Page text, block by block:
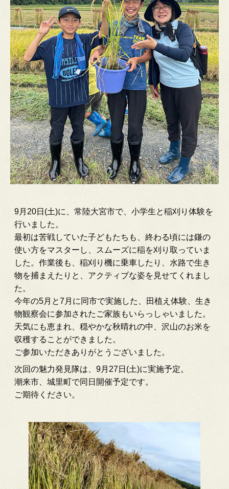
9月20日(土)に、常陸大宮市で、小学生と稲刈り体験を
行いました。
最初は苦戦していた子どもたちも、終わる頃には鎌の
使い方をマスターし、スムーズに稲を刈り取っていま
した。作業後も、稲刈り機に乗車したり、水路で生き
物を捕まえたりと、アクティブな姿を見せてくれまし
た。
今年の5月と7月に同市で実施した、田植え体験、生き
物観察会に参加されたご家族もいらっしゃいました。
天気にも恵まれ、穏やかな秋晴れの中、沢山のお米を
収穫することができました。
ご参加いただきありがとうございました。
次回の魅力発見隊は、9月27日(土)に実施予定。
潮来市、城里町で同日開催予定です。
ご期待ください。